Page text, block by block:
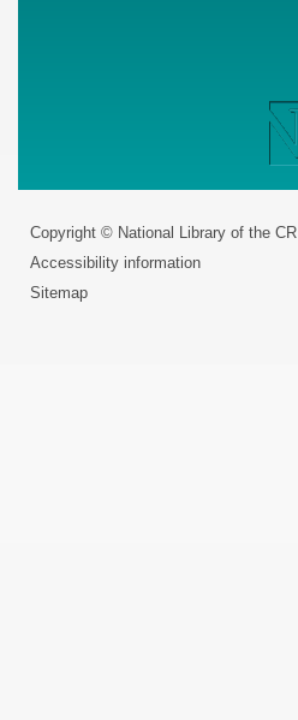
Copyright © National Library of the CR
Accessibility information
Sitemap